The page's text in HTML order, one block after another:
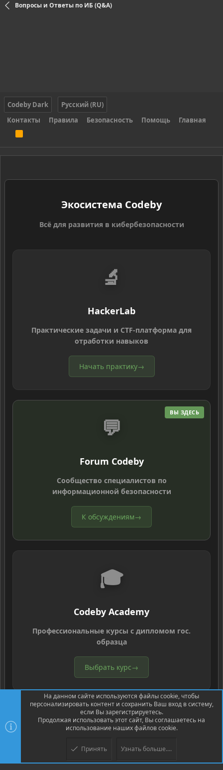
Вопросы и Ответы по ИБ (Q&A)
Codeby Dark
Русский (RU)
Контакты
Правила Безопасность Помощь Главная
S
Экосистема Codeby
Всё для развития в кибербезопасности
🔬
HackerLab
Практические задачи и CTF-платформа для
отработки навыков
Начать практику→
ВЫ ЗДЕСЬ
💬
Forum Codeby
Сообщество специалистов по
информационной безопасности
К обсуждениям→
🎓
Codeby Academy
Профессиональные курсы с дипломом гос.
образца
Выбрать курс→
Community platform by XenForo ® © 2010-2026 XenForo Ltd.
© Jason Axelrod of 8WAYRUN
На данном сайте используются файлы cookie, чтобы
персонализировать контент и сохранить Ваш вход в систему,
если Вы зарегистрируетесь.
Продолжая использовать этот сайт, Вы соглашаетесь на
использование наших файлов cookie.
Принять Узнать больше....